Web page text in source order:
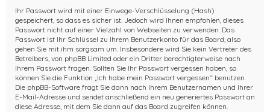
Ihr Passwort wird mit einer Einwege-Verschlüsselung (Hash)
gespeichert, so dass es sicher ist. Jedoch wird Ihnen empfohlen, dieses
Passwort nicht auf einer Vielzahl von Webseiten zu verwenden. Das
Passwort ist Ihr Schlüssel zu Ihrem Benutzerkonto für das Board, also
gehen Sie mit ihm sorgsam um. Insbesondere wird Sie kein Vertreter des
Betreibers, von phpBB Limited oder ein Dritter berechtigterweise nach
Ihrem Passwort fragen. Sollten Sie Ihr Passwort vergessen haben, so
können Sie die Funktion „Ich habe mein Passwort vergessen“ benutzen.
Die phpBB-Software fragt Sie dann nach Ihrem Benutzernamen und Ihrer
E-Mail-Adresse und sendet anschließend ein neu generiertes Passwort an
diese Adresse, mit dem Sie dann auf das Board zugreifen können.